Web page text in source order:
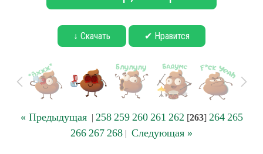
↓ Скачать ✔ Нравится
« Предыдущая| 258 259 260 261 262 [263] 264 265
266 267 268 | Следующая »